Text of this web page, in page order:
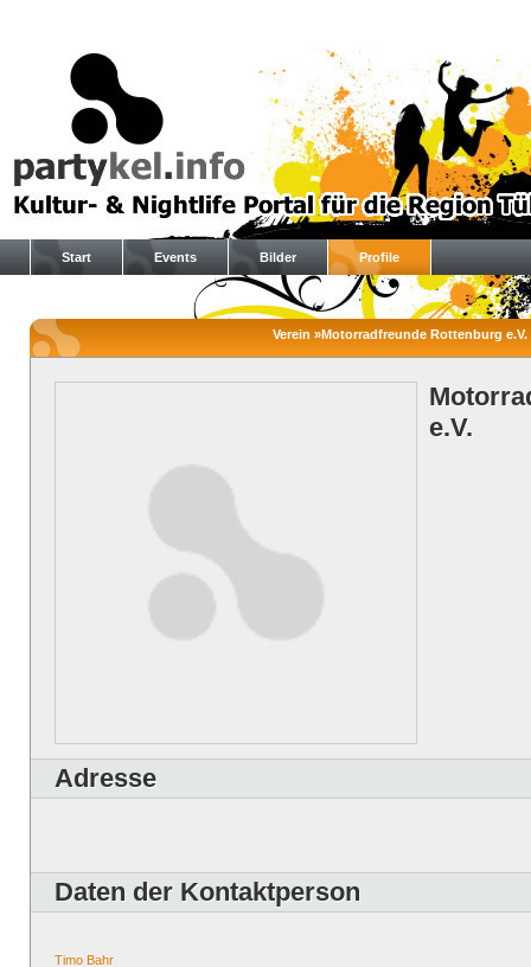
Start Events Bilder Profile
Verein »Motorradfreunde Rottenburg e.V.
e.V.
Adresse
Daten der Kontaktperson
Timo Bahr